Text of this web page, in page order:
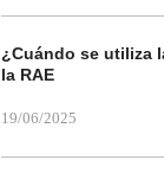
¿Cuándo se utiliza
la RAE
19/06/2025